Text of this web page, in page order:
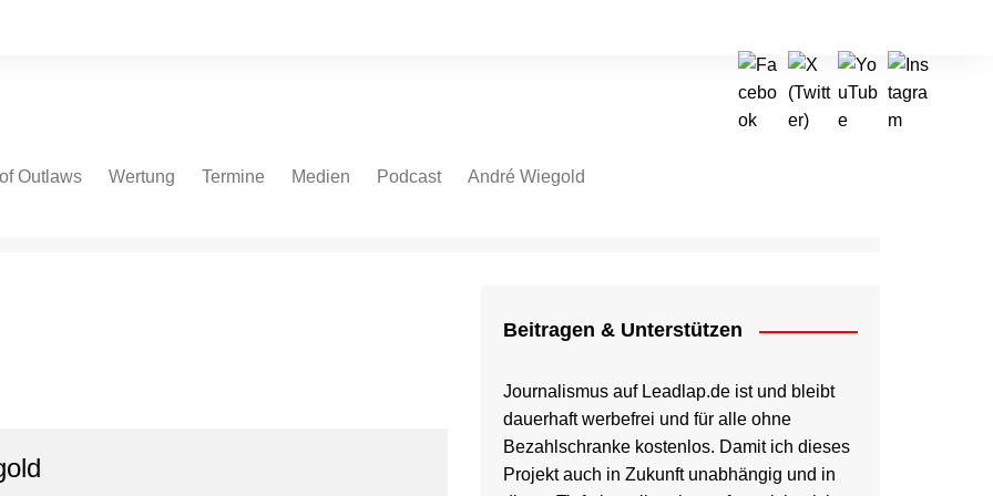
Outlaws Wertung Termine Medien Podcast André Wiegold
Beitragen & Unterstützen
Journalismus auf Leadlap.de ist und bleibt
dauerhaft werbefrei und für alle ohne
Bezahlschranke kostenlos. Damit ich dieses
Projekt auch in Zukunft unabhängig und in